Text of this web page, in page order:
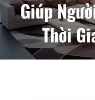
Giúp
Thời